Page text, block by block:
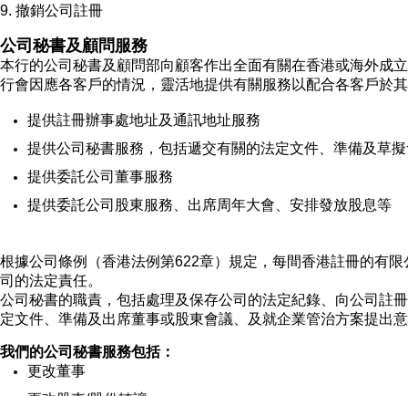
9. 撤銷公司註冊
公司秘書及顧問服務
本行的公司秘書及顧問部向顧客作出全面有關在香港或海外
行會因應各客戶的情況，靈活地提供有關服務以配合各客戶於
提供註冊辦事處地址及通訊地址服務
提供公司秘書服務，包括遞交有關的法定文件、準備及草
提供委託公司董事服務
提供委託公司股東服務、出席周年大會、安排發放股息等
根據公司條例（香港法例第622章）規定，每間香港註冊的有
司的法定責任。
公司秘書的職責，包括處理及保存公司的法定紀錄、向公司註
定文件、準備及出席董事或股東會議、及就企業管治方案提出
我們的公司秘書服務包括：
更改董事